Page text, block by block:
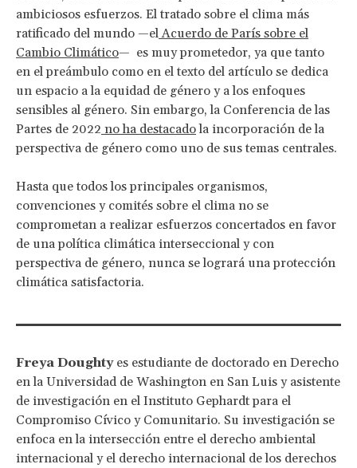
ambiciosos esfuerzos. El tratado sobre el clima más
ratificado del mundo —elAcuerdo de París sobre el
Cambio Climático— es muy prometedor, ya que tanto
en el preámbulo como en el texto del artículo se dedica
un espacio a la equidad de género y a los enfoques
sensibles al género. Sin embargo, la Conferencia de las
Partes de 2022 no ha destacadola incorporación de la
perspectiva de género como uno de sus temas centrales.
Hasta que todos los principales organismos,
convenciones y comités sobre el clima no se
comprometan a realizar esfuerzos concertados en favor
de una política climática interseccional y con
perspectiva de género, nunca se logrará una protección
climática satisfactoria.
Freya Doughtyes estudiante de doctorado en Derecho
en la Universidad de Washington en San Luis y asistente
de investigación en el Instituto Gephardt para el
Compromiso Cívico y Comunitario. Su investigación se
enfoca en la intersección entre el derecho ambiental
internacional y el derecho internacional de los derechos